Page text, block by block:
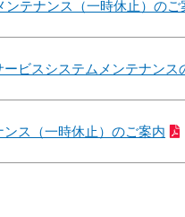
ンテナンス（一時休止）のご
ビスシステムメンテナンス
ス（一時休止）のご案内